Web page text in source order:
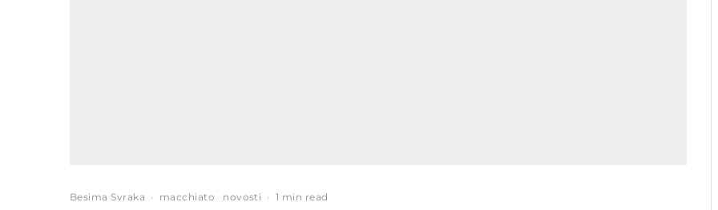
Besima Svraka · macchiato novosti · 1 min read